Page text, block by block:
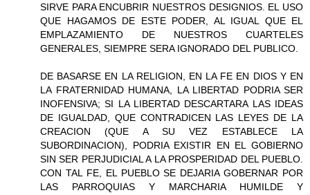
SIRVE PARA ENCUBRIR NUESTROS DESIGNIOS. EL USO
QUE HAGAMOS DE ESTE PODER, AL IGUAL QUE EL
EMPLAZAMIENTO DE NUESTROS CUARTELES
GENERALES, SIEMPRE SERA IGNORADO DEL PUBLICO.
DE BASARSE EN LA RELIGION, EN LA FE EN DIOS Y EN
LA FRATERNIDAD HUMANA, LA LIBERTAD PODRIA SER
INOFENSIVA; SI LA LIBERTAD DESCARTARA LAS IDEAS
DE IGUALDAD, QUE CONTRADICEN LAS LEYES DE LA
CREACION (QUE A SU VEZ ESTABLECE LA
SUBORDINACION), PODRIA EXISTIR EN EL GOBIERNO
SIN SER PERJUDICIAL A LA PROSPERIDAD DEL PUEBLO.
CON TAL FE, EL PUEBLO SE DEJARIA GOBERNAR POR
LAS PARROQUIAS Y MARCHARIA HUMILDE Y